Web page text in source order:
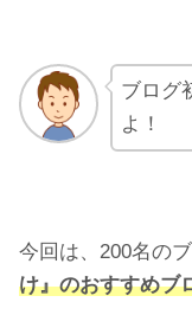
ブログ
よ！
今回は、200名の
け』のおすすめブ